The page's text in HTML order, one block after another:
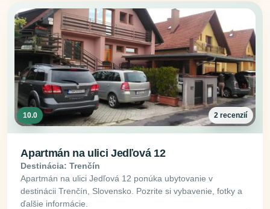
10.0 2 recenzií
Apartmán na ulici Jedľová 12
Destinácia: Trenčín
Apartmán na ulici Jedľová 12 ponúka ubytovanie v
destinácii Trenčín, Slovensko. Pozrite si vybavenie, fotky a
ďalšie informácie.